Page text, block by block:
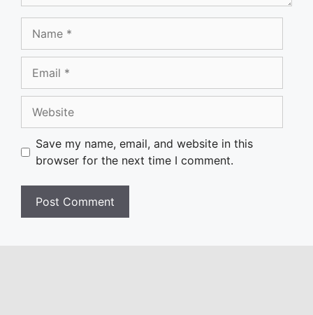
Save my name, email, and website in this
browser for the next time I comment.